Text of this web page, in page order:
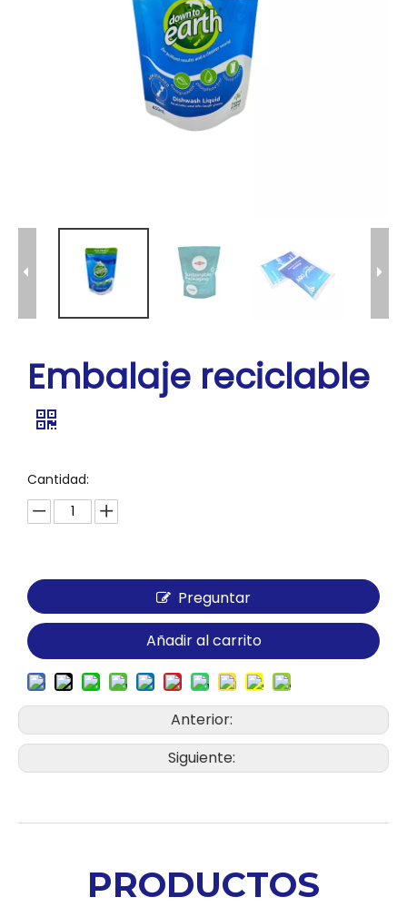
Embalaje reciclable
Cantidad:
Preguntar
Añadir al carrito
Anterior:
Siguiente:
PRODUCTOS